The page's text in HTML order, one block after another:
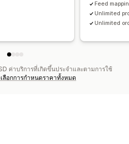
Feed
Unlimited
Unlimited
ค่าบริการที่เกิดขึ้นประจำและตามการใช้
ลือกการกำหนดราคาทั้งหมด